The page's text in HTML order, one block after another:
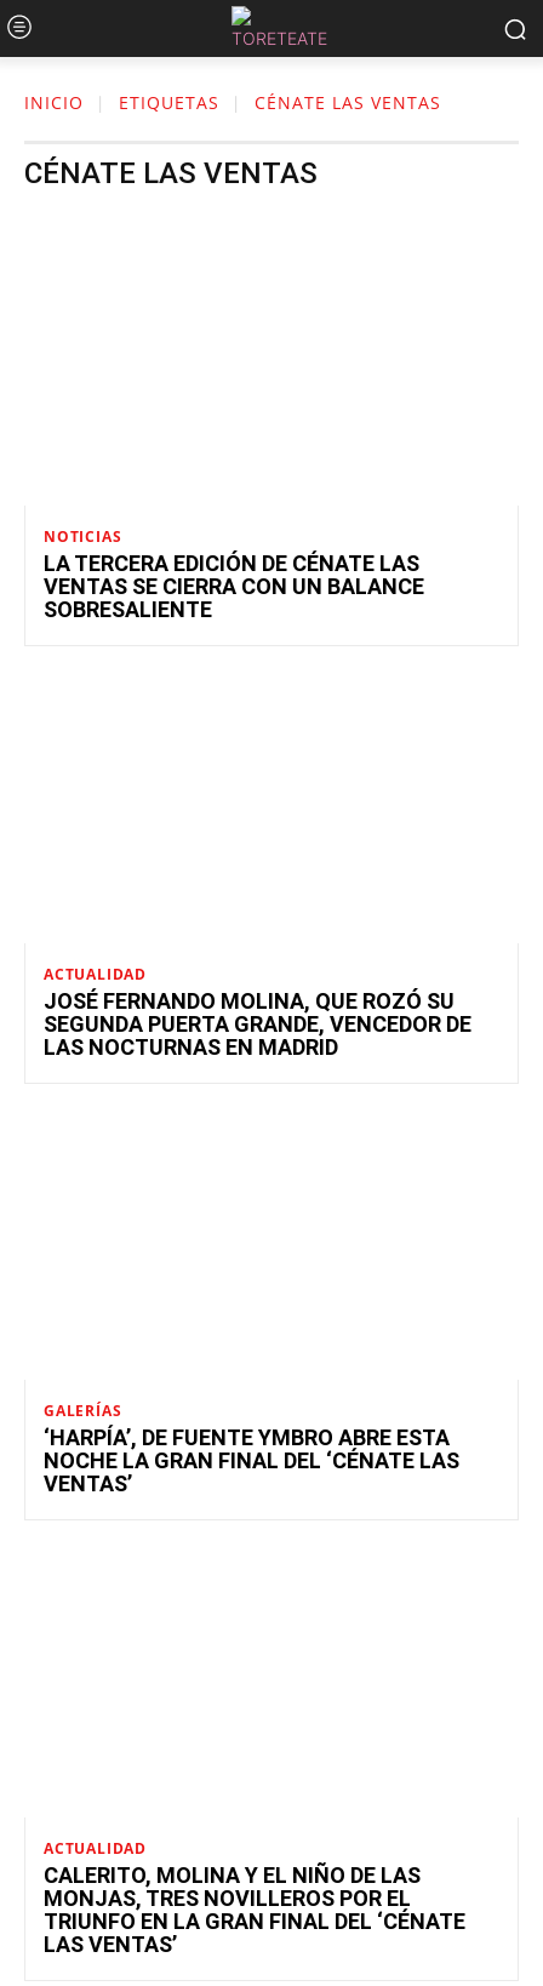
INICIO ETIQUETAS CÉNATE LAS VENTAS
CÉNATE LAS VENTAS
NOTICIAS
LA TERCERA EDICIÓN DE CÉNATE LAS
VENTAS SE CIERRA CON UN BALANCE
SOBRESALIENTE
ACTUALIDAD
JOSÉ FERNANDO MOLINA, QUE ROZÓ SU
SEGUNDA PUERTA GRANDE, VENCEDOR DE
LAS NOCTURNAS EN MADRID
GALERÍAS
‘HARPÍA’, DE FUENTE YMBRO ABRE ESTA
NOCHE LA GRAN FINAL DEL ‘CÉNATE LAS
VENTAS’
ACTUALIDAD
CALERITO, MOLINA Y EL NIÑO DE LAS
MONJAS, TRES NOVILLEROS POR EL
TRIUNFO EN LA GRAN FINAL DEL ‘CÉNATE
LAS VENTAS’